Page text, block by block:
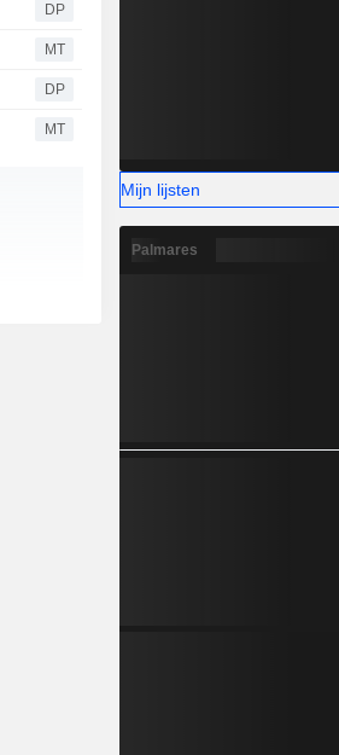
DP
MT
DP
MT
Mijn lijsten
Palmares